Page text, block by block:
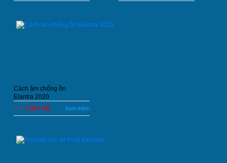
Cách âm chống ồn
Elantra 2020
Giá: Liên hệ Xem thêm